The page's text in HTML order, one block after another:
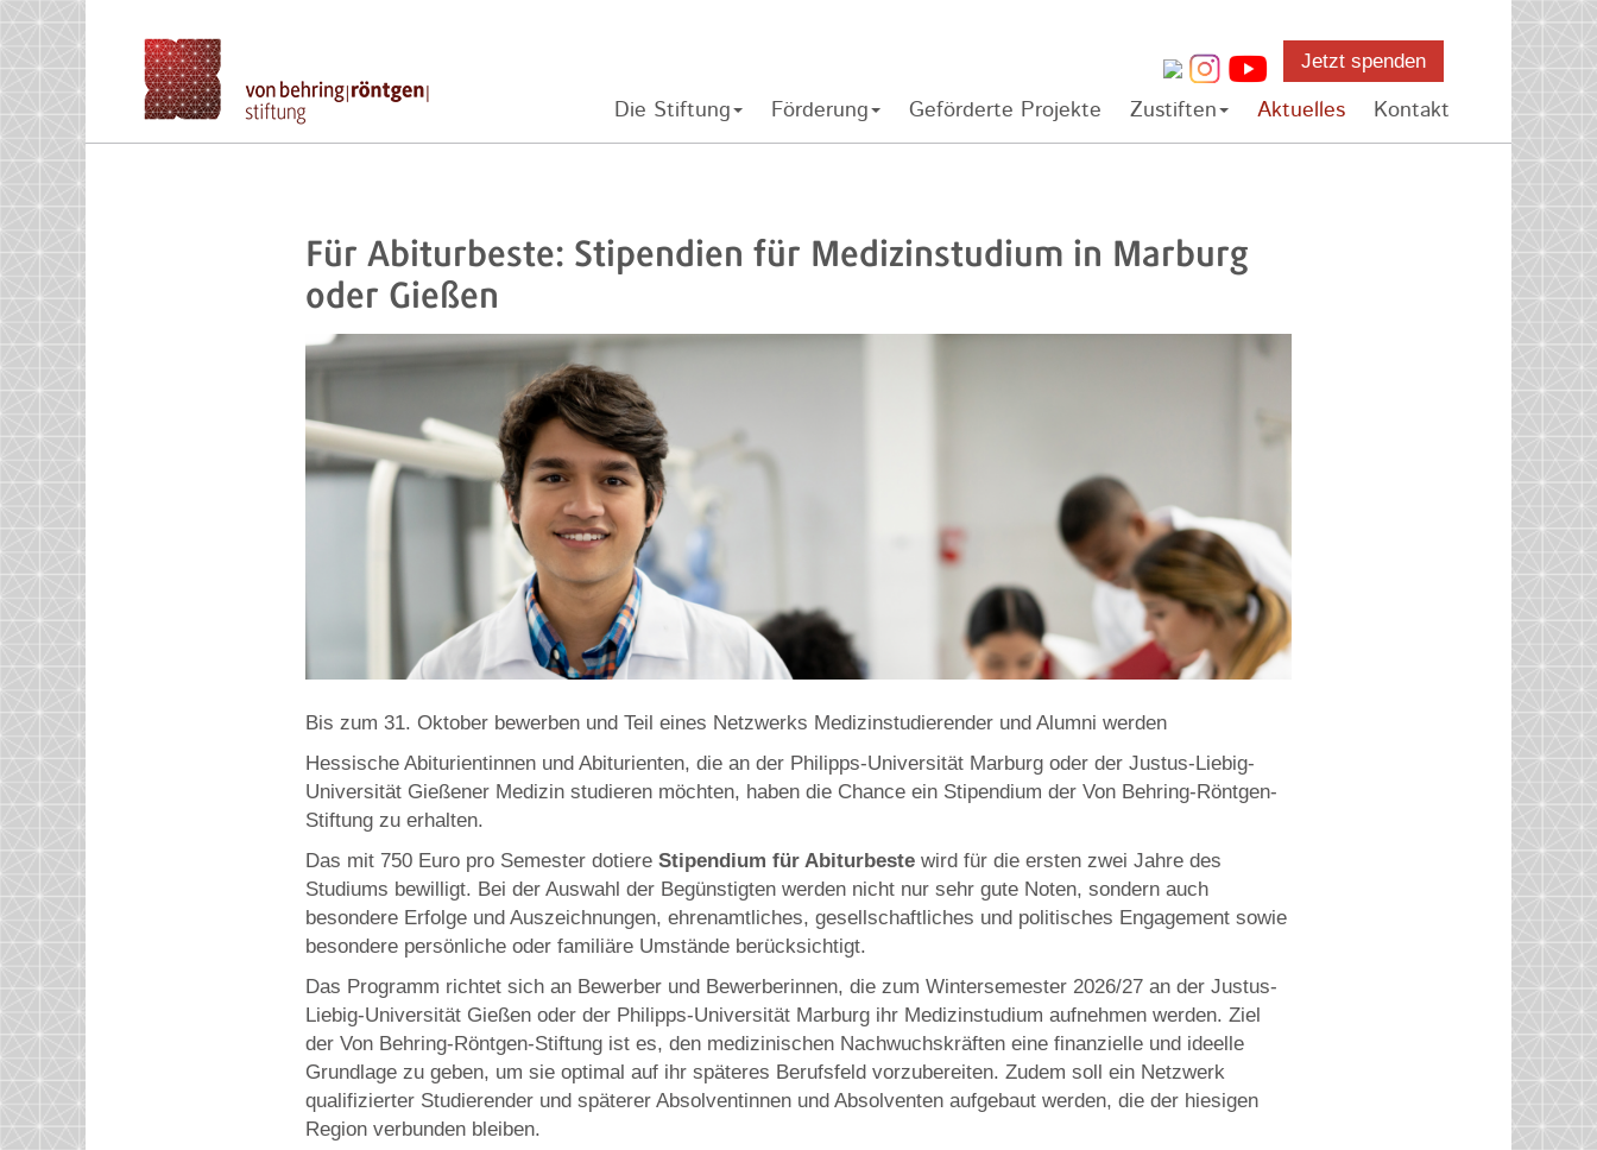
Jetzt spenden
Die Stiftung Förderung Geförderte Projekte Zustiften Aktuelles Kontakt
Für Abiturbeste: Stipendien für Medizinstudium in Marburg
oder Gießen
Bis zum 31. Oktober bewerben und Teil eines Netzwerks Medizinstudierender und Alumni werden
Hessische Abiturientinnen und Abiturienten, die an der Philipps-Universität Marburg oder der Justus-Liebig-
Universität Gießener Medizin studieren möchten, haben die Chance ein Stipendium der Von Behring-Röntgen-
Stiftung zu erhalten.
Das mit 750 Euro pro Semester dotiere Stipendium für Abiturbeste wird für die ersten zwei Jahre des
Studiums bewilligt. Bei der Auswahl der Begünstigten werden nicht nur sehr gute Noten, sondern auch
besondere Erfolge und Auszeichnungen, ehrenamtliches, gesellschaftliches und politisches Engagement sowie
besondere persönliche oder familiäre Umstände berücksichtigt.
Das Programm richtet sich an Bewerber und Bewerberinnen, die zum Wintersemester 2026/27 an der Justus-
Liebig-Universität Gießen oder der Philipps-Universität Marburg ihr Medizinstudium aufnehmen werden. Ziel
der Von Behring-Röntgen-Stiftung ist es, den medizinischen Nachwuchskräften eine finanzielle und ideelle
Grundlage zu geben, um sie optimal auf ihr späteres Berufsfeld vorzubereiten. Zudem soll ein Netzwerk
qualifizierter Studierender und späterer Absolventinnen und Absolventen aufgebaut werden, die der hiesigen
Region verbunden bleiben.